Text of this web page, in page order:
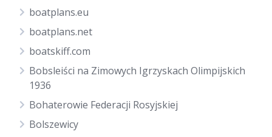
boatplans.eu
boatplans.net
boatskiff.com
Bobsleiści na Zimowych Igrzyskach Olimpijskich
1936
Bohaterowie Federacji Rosyjskiej
Bolszewicy